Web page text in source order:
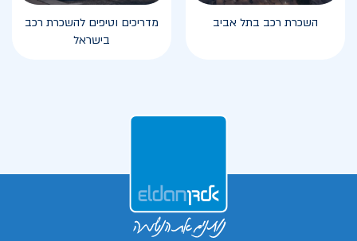
השכרת רכב בתל אביב
מדריכים וטיפים להשכרת רכב
בישראל